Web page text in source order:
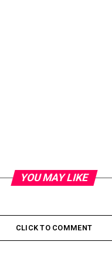
YOU MAY LIKE
CLICK TO COMMENT